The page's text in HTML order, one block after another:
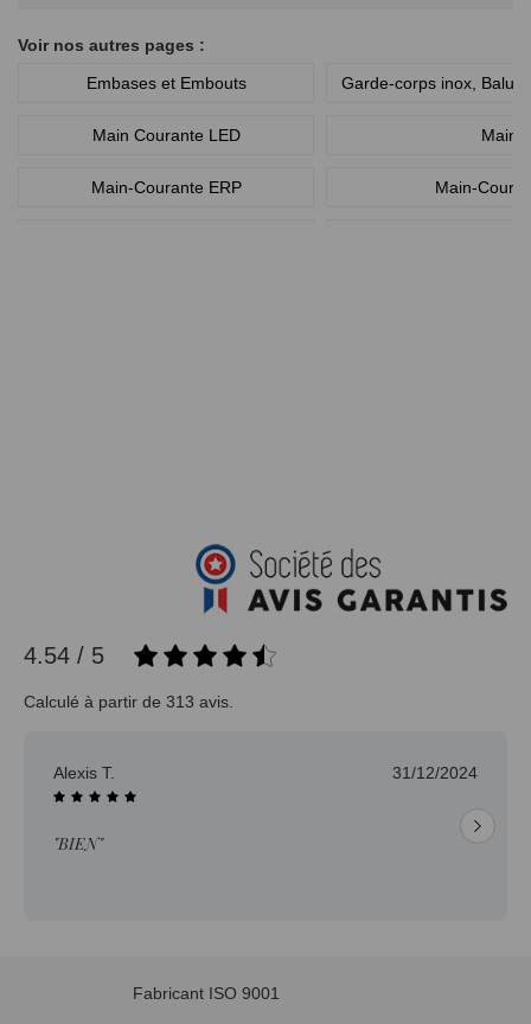
Voir nos autres pages :
Embases et Embouts
Garde-corps inox,
Main Courante LED Main
Main-Courante ERP Main-
4.54 / 5
Calculé à partir de 313 avis.
Alexis T. 31/12/2024
"BIEN"
Fabricant ISO 9001